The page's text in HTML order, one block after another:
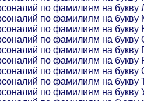
по фамилиям на букву
по фамилиям на букву
по фамилиям на букву
по фамилиям на букву
по фамилиям на букву
по фамилиям на букву
по фамилиям на букву
по фамилиям на букву
по фамилиям на букву